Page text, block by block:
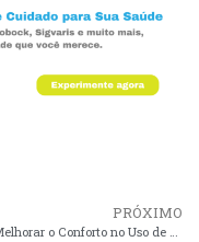
PRÓXIMO
Como Melhorar o Conforto no Uso de Bolsas de Estomia